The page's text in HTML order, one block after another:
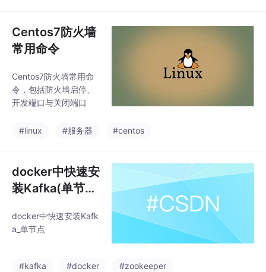
Centos7防火墙
常用命令
Centos7防火墙常用命
令，包括防火墙启停、
开发端口与关闭端口
#linux #服务器 #centos
docker中快速安
装Kafka(单节
docker中快速安装Kafk
a_单节点
#kafka #docker #zookeeper